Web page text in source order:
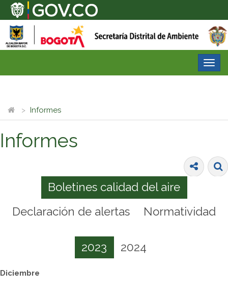
Informes
Informes
Boletines calidad del aire
Declaración de alertas
Normatividad
2023 2024
Diciembre